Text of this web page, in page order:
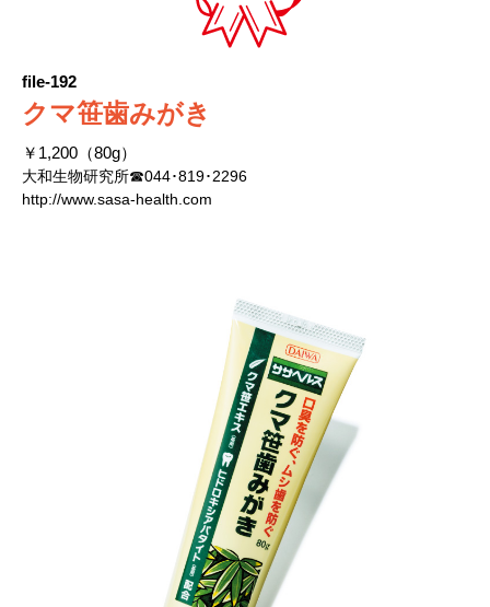
file-192
クマ笹歯みがき
￥1,200（80g）
大和生物研究所☎044･819･2296
http://www.sasa-health.com